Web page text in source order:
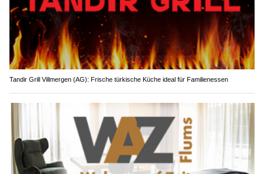
Tandir Grill Villmergen (AG): Frische türkische Küche ideal für Familienessen